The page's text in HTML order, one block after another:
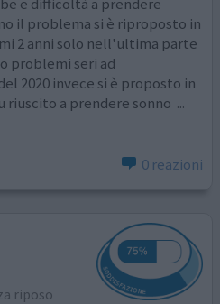
il problema si è riproposto in
2 anni solo nell'ultima parte
problemi seri ad
2020 invece si è proposto in
riuscito a prendere sonno ...
0 reazioni
riposo